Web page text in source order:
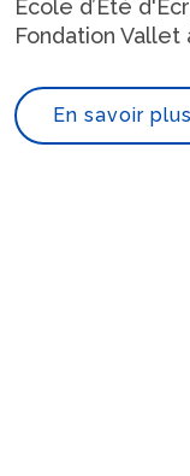
École d’Été
Fondation Vallet
En savoir plus